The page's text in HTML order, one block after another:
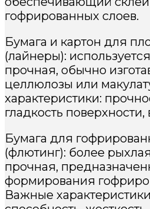
гофрированных слоев.
Бумага и картон для
(лайнеры):
прочная, обычно
целлюлозы или
характеристики:
гладкость поверхности,
Бумага для
(флютинг): более
прочная,
формирования
Важные